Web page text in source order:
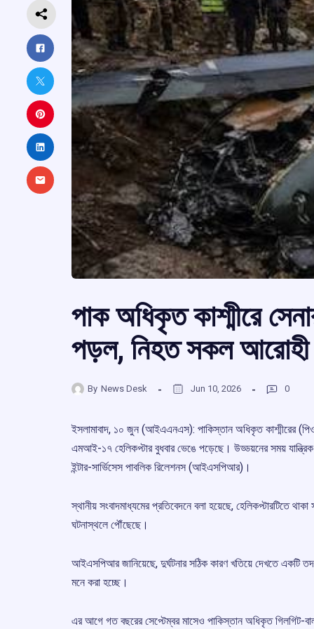
পাক অধিকৃত কাশ্মীরে
পড়ল, নিহত সকল আরোহী
By News Desk Jun 10, 2026 0
ইসলামাবাদ, ১০ জুন (আইএএনএস): পাকিস্তান অধিকৃত কাশ্মীরের
এমআই-১৭ হেলিকপ্টার বুধবার ভেঙে পড়েছে। উড্ডয়নের সময়
ইন্টার-সার্ভিসেস পাবলিক রিলেশনস (আইএসপিআর)।
স্থানীয় সংবাদমাধ্যমের প্রতিবেদনে বলা হয়েছে, হেলিকপ্টারটিতে
ঘটনাস্থলে পৌঁছেছে।
আইএসপিআর জানিয়েছে, দুর্ঘটনার সঠিক কারণ খতিয়ে দেখতে একটি
মনে করা হচ্ছে।
এর আগে গত বছরের সেপ্টেম্বর মাসেও পাকিস্তান অধিকৃত গিলগিট-